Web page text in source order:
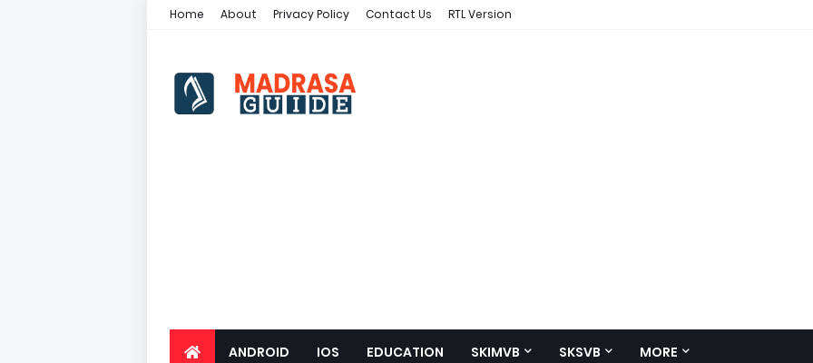
Home About Privacy Policy Contact Us RTL Version
ANDROID IOS EDUCATION SKIMVB SKSVB MORE